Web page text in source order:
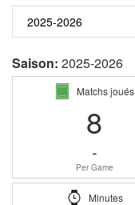
Saison: 2025-2026
Matchs joués
8
-
Per Game
Minutes